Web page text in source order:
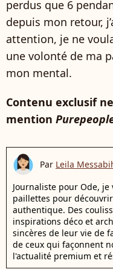
perdus que 6
depuis mon retour,
attention, je ne
une volonté de ma
mon mental.
Contenu exclusif
mention
Par Leila
Journaliste pour Ode,
paillettes pour
authentique. Des
inspirations déco et
sincères de leur vie de
de ceux qui façonnent
l'actualité premium et